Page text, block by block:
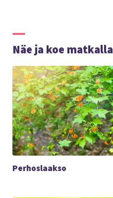
Näe ja koe matkalla
Perhoslaakso